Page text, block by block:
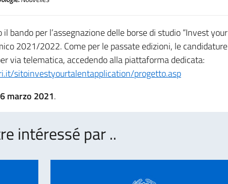
bando per l’assegnazione delle borse di studio “Invest your
2021/2022. Come per le passate edizioni, le candidature
via telematica, accedendo alla piattaforma dedicata:
sitoinvestyourtalentapplication/progetto.asp
marzo 2021.
intéressé par ..